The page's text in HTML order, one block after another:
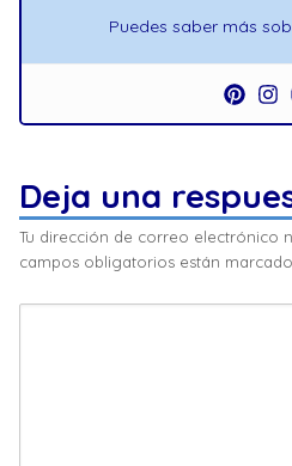
Puedes saber más
Deja una
Tu dirección de correo electrónico
campos obligatorios están